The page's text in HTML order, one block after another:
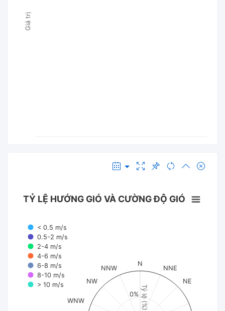
Giá trị
Tỷ lệ (%)
TỶ LỆ HƯỚNG GIÓ VÀ CƯỜNG ĐỘ GIÓ
< 0.5 m/s
0.5-2 m/s
2-4 m/s
4-6 m/s
6-8 m/s
8-10 m/s
> 10 m/s
N
NNE
NE
WNW
NW
NNW
0%